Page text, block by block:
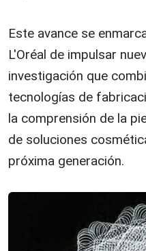
Este avance se
L'Oréal de impulsar
investigación que
tecnologías de
la comprensión de la
de soluciones
próxima generación.